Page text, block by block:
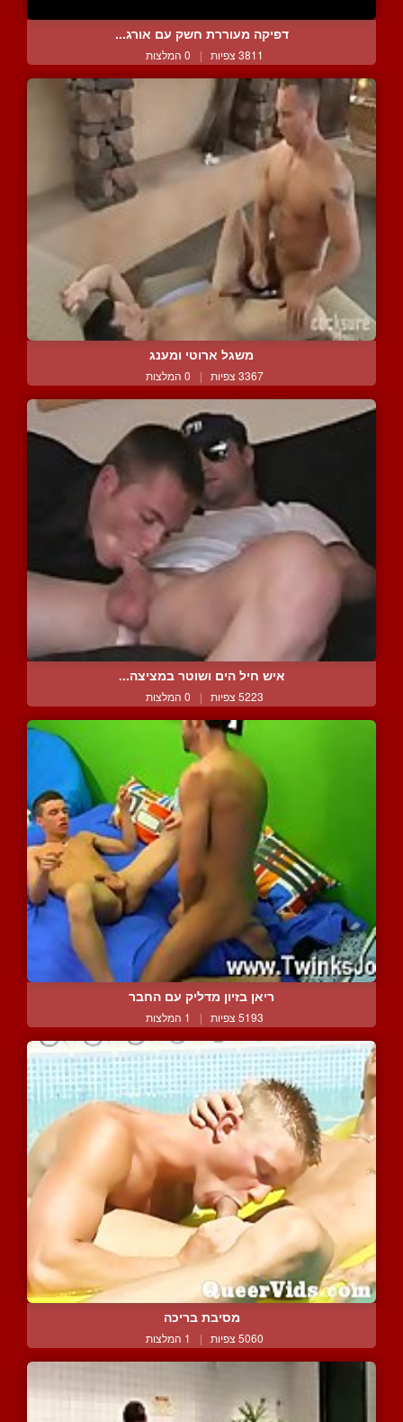
דפיקה מעוררת חשק עם אורג...
3811 צפיות | 0 המלצות
משגל ארוטי ומענג
3367 צפיות | 0 המלצות
איש חיל הים ושוטר במציצה...
5223 צפיות | 0 המלצות
ריאן בזיון מדליק עם החבר
5193 צפיות | 1 המלצות
מסיבת בריכה
5060 צפיות | 1 המלצות